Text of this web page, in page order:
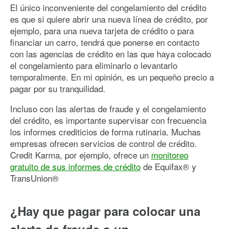
El único inconveniente del congelamiento del crédito
es que si quiere abrir una nueva línea de crédito, por
ejemplo, para una nueva tarjeta de crédito o para
financiar un carro, tendrá que ponerse en contacto
con las agencias de crédito en las que haya colocado
el congelamiento para eliminarlo o levantarlo
temporalmente. En mi opinión, es un pequeño precio a
pagar por su tranquilidad.
Incluso con las alertas de fraude y el congelamiento
del crédito, es importante supervisar con frecuencia
los informes crediticios de forma rutinaria. Muchas
empresas ofrecen servicios de control de crédito.
Credit Karma, por ejemplo, ofrece un monitoreo
gratuito de sus informes de crédito de Equifax® y
TransUnion®
¿Hay que pagar para colocar una